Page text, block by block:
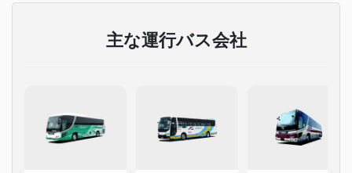
主な運行バス会社